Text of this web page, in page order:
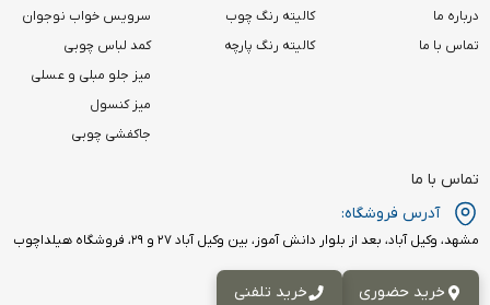
درباره ما
تماس با ما
کالیته رنگ چوب
کالیته رنگ پارچه
سرویس خواب نوجوان
کمد لباس چوبی
میز جلو مبلی و عسلی
میز کنسول
جاکفشی چوبی
تماس با ما
آدرس فروشگاه:
مشهد، وکیل آباد، بعد از بلوار دانش آموز، بین وکیل آباد ۲۷ و ۲۹، فروشگاه هیلداچوب
خرید حضوری خرید تلفنی